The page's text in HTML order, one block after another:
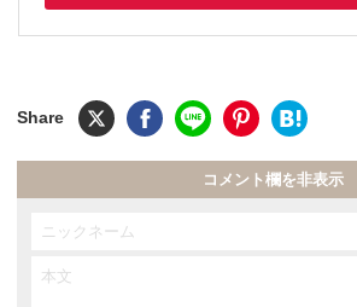
コメント欄を非表示